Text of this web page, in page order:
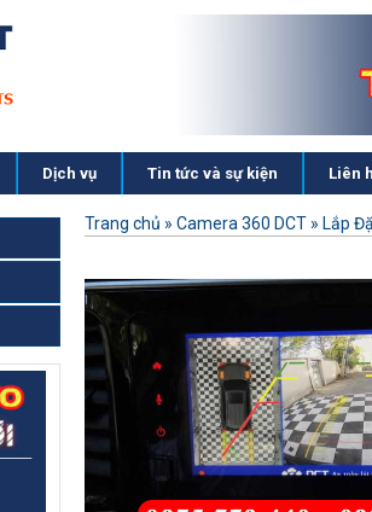
Dịch vụ Tin tức và sự kiện Liên
Trang chủ » Camera 360 DCT » Lắp